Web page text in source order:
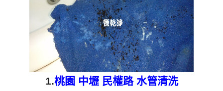
1.桃園 中壢 民權路 水管清洗